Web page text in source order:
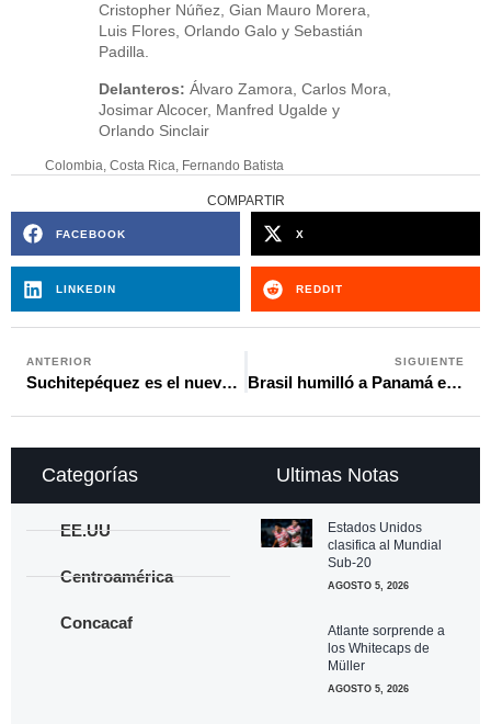
Cristopher Núñez, Gian Mauro Morera,
Luis Flores, Orlando Galo y Sebastián
Padilla.
Delanteros: Álvaro Zamora, Carlos Mora,
Josimar Alcocer, Manfred Ugalde y
Orlando Sinclair
Colombia,Costa Rica, Fernando Batista
COMPARTIR
FACEBOOK X
LINKEDIN REDDIT
ANTERIOR
Suchitepéquez es el nuevo ascendido a la primera división de Guatemala tras ocho años de ausencia
SIGUIENTE
Brasil humilló a Panamá en ensayo rumbo al Mundial y dejó a Christiansen con más dudas
Ultimas Notas
Estados Unidos
clasifica al Mundial
Sub-20
AGOSTO 5, 2026
Atlante sorprende a
los Whitecaps de
Müller
AGOSTO 5, 2026
Categorías
EE.UU
Centroamérica
Concacaf